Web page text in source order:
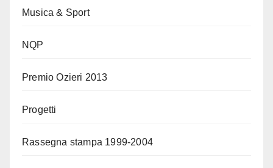
Musica & Sport
NQP
Premio Ozieri 2013
Progetti
Rassegna stampa 1999-2004